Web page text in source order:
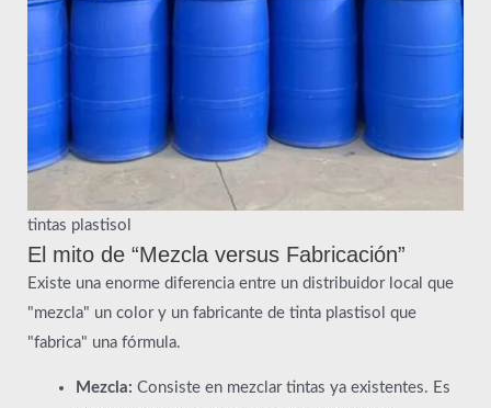
tintas plastisol
El mito de “Mezcla versus Fabricación”
Existe una enorme diferencia entre un distribuidor local que
"mezcla" un color y un fabricante de tinta plastisol que
"fabrica" una fórmula.
Mezcla: Consiste en mezclar tintas ya existentes. Es